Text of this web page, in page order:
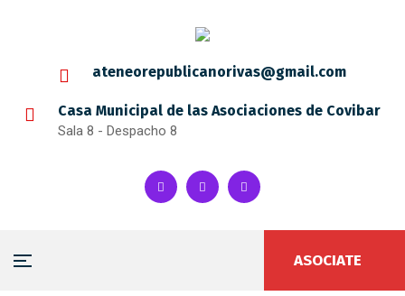
ateneorepublicanorivas@gmail.com
Casa Municipal de las Asociaciones de Covibar
Sala 8 - Despacho 8
ASOCIATE